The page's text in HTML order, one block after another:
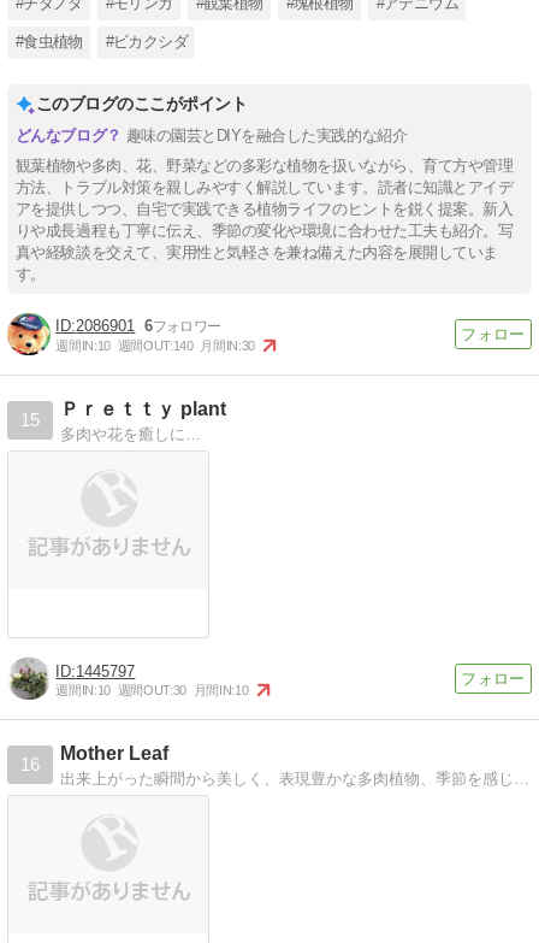
#食虫植物 #ビカクシダ
このブログのここがポイント
趣味の園芸とDIYを融合した実践的な紹介
観葉植物や多肉、花、野菜などの多彩な植物を扱いながら、育て方や管理
方法、トラブル対策を親しみやすく解説しています。読者に知識とアイデ
アを提供しつつ、自宅で実践できる植物ライフのヒントを鋭く提案。新入
りや成長過程も丁寧に伝え、季節の変化や環境に合わせた工夫も紹介。写
真や経験談を交えて、実用性と気軽さを兼ね備えた内容を展開していま
す。
2086901 6
週間IN:10 週間OUT:140 月間IN:30
15
Ｐｒｅｔｔｙ plant
多肉や花を癒しに…
1445797
週間IN:10 週間OUT:30 月間IN:10
16
Mother Leaf
出来上がった瞬間から美しく、表現豊かな多肉植物、季節を感じる花々を多彩な器で寄せ植えして お届けしています